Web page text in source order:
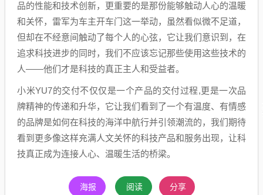
品的性能和技术创新，更重要的是那份能够触动人心的温暖
和关怀，雷军为车主开车门这一举动，虽然看似微不足道，
但却在不经意间触动了每个人的心弦，它让我们意识到，在
追求科技进步的同时，我们不应该忘记那些使用这些技术的
人——他们才是科技的真正主人和受益者。
小米YU7的交付不仅仅是一个产品的交付过程,更是一次品
牌精神的传递和升华，它让我们看到了一个有温度、有情感
的品牌是如何在科技的海洋中航行并引领潮流的，我们期待
看到更多像这样充满人文关怀的科技产品和服务出现，让科
技真正成为连接人心、温暖生活的桥梁。
海报 阅读 分享